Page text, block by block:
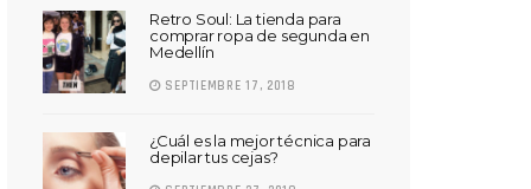
Retro Soul: La tienda para
comprar ropa de segunda en
Medellín
SEPTIEMBRE 17, 2018
¿Cuál es la mejor técnica para
depilar tus cejas?